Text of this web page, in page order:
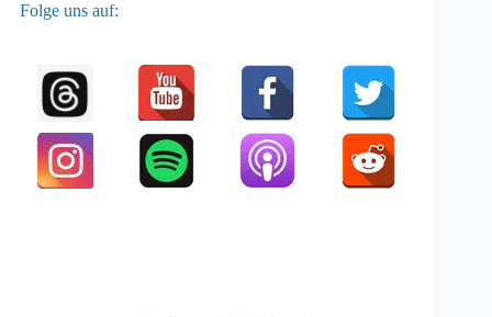
Folge uns auf: